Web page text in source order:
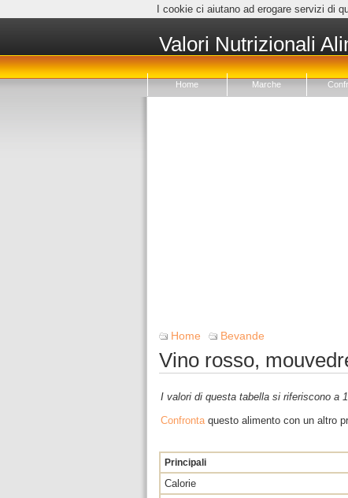
I cookie ci aiutano ad erogare servizi di
Valori Nutrizionali
Home Marche
Home Bevande
Vino rosso,
I valori di questa tabella si riferiscono a
Confrontaquesto alimento con un altro
Principali
Calorie